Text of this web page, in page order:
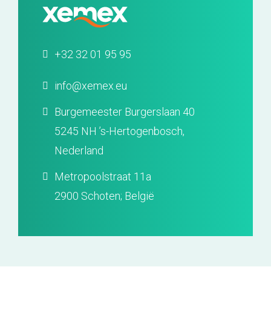
+32 32 01 95 95
info@xemex.eu
Burgemeester Burgerslaan 40
5245 NH ’s-Hertogenbosch,
Nederland
Metropoolstraat 11a
2900 Schoten; België